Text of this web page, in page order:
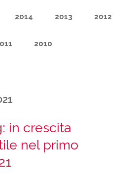
2014 2013 2012
2010
in crescita
nel primo